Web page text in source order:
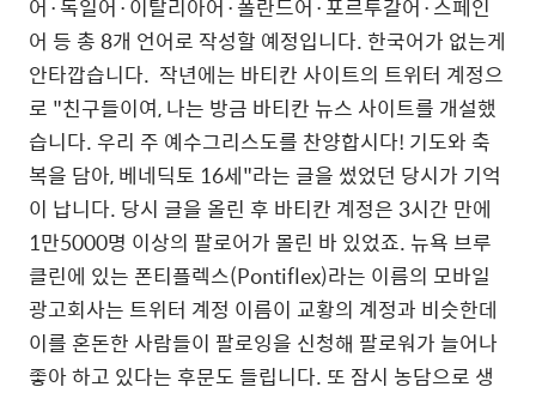
어·독일어·이탈리아어·폴란드어·포르투갈어·스페인
어 등 총 8개 언어로 작성할 예정입니다. 한국어가 없는게
안타깝습니다. 작년에는 바티칸 사이트의 트위터 계정으
로 "친구들이여, 나는 방금 바티칸 뉴스 사이트를 개설했
습니다. 우리 주 예수그리스도를 찬양합시다! 기도와 축
복을 담아, 베네딕토 16세"라는 글을 썼었던 당시가 기억
이 납니다. 당시 글을 올린 후 바티칸 계정은 3시간 만에
1만5000명 이상의 팔로어가 몰린 바 있었죠. 뉴욕 브루
클린에 있는 폰티플렉스(Pontiflex)라는 이름의 모바일
광고회사는 트위터 계정 이름이 교황의 계정과 비슷한데
이를 혼돈한 사람들이 팔로잉을 신청해 팔로워가 늘어나
좋아 하고 있다는 후문도 들립니다. 또 잠시 농담으로 생